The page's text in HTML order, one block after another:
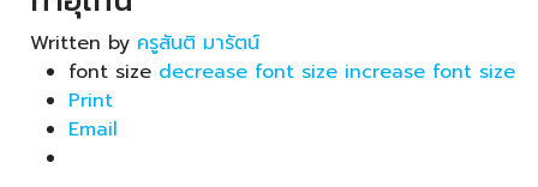
Written by ครูสันติ มารัตน์
font size decrease font size increase font size
Print
Email